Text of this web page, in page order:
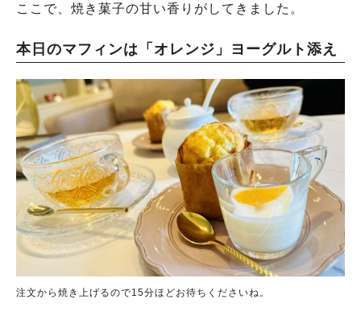
ここで、焼き菓子の甘い香りがしてきました。
本日のマフィンは「オレンジ」ヨーグルト添え
注文から焼き上げるので15分ほどお待ちくださいね。